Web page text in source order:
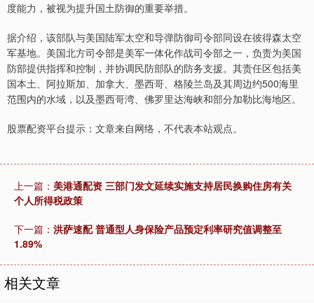
度能力，被视为提升国土防御的重要举措。
据介绍，该部队与美国陆军太空和导弹防御司令部同设在彼得森太空
军基地。美国北方司令部是美军一体化作战司令部之一，负责为美国
防部提供指挥和控制，并协调民防部队的防务支援。其责任区包括美
国本土、阿拉斯加、加拿大、墨西哥、格陵兰岛及其周边约500海里
范围内的水域，以及墨西哥湾、佛罗里达海峡和部分加勒比海地区。
股票配资平台提示：文章来自网络，不代表本站观点。
上一篇： 美港通配资 三部门发文延续实施支持居民换购住房有关
个人所得税政策
下一篇： 洪萨速配 普通型人身保险产品预定利率研究值调整至
1.89%
相关文章